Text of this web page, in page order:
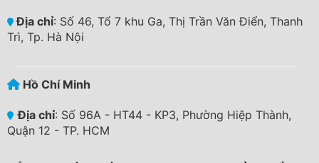
Địa chỉ: Số 46, Tổ 7 khu Ga, Thị Trần Văn Điển, Thanh
Trì, Tp. Hà Nội
Hồ Chí Minh
Địa chỉ: Số 96A - HT44 - KP3, Phường Hiệp Thành,
Quận 12 - TP. HCM